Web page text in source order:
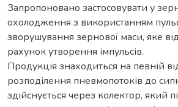
Запропоновано застосовувати у
охолодження з використанням
зворушування зернової маси, яке
рахунок утворення імпульсів.
Продукція знаходиться на певній
розподілення пневмопотоків до
здійснується через колектор, який